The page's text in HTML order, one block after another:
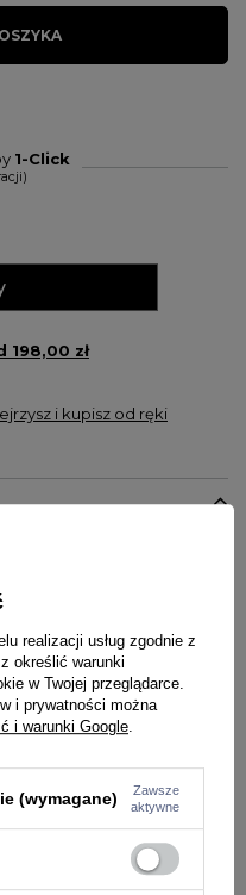
1-Click
198,00 zł
i kupisz od ręki
elastyczny
ze sneakersami i czapką
realizacji usług zgodnie z
określić warunki
w Twojej przeglądarce.
i prywatności można
i warunki Google
(wymagane)
Zawsze
aktywne